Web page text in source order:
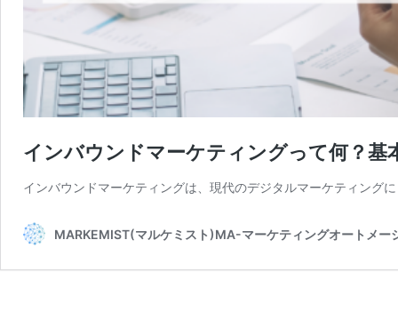
インバウンドマーケティングって何？基
インバウンドマーケティングは、現代のデジタルマーケティング
MARKEMIST(マルケミスト)MA-マーケティングオートメー